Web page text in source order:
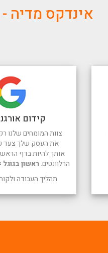
אינדקס מדיה
קידום
צוות המומחים שלנו
את העסק שלך צעד
אותך להיות בדף
הרלוונטים. ראשון
תהליך העבודה